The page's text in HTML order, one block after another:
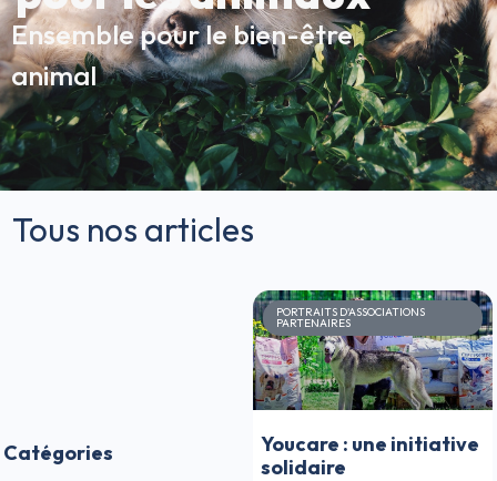
Ensemble pour le bien-être
animal
Tous nos articles
Catégories
PORTRAITS D'ASSOCIATIONS
PARTENAIRES
Youcare : une initiative
solidaire